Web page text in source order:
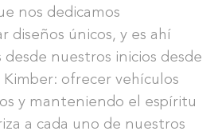
nos dedicamos
diseños únicos, y es ahí
nuestros inicios desde
ofrecer vehículos
y manteniendo el espíritu
a cada uno de nuestros